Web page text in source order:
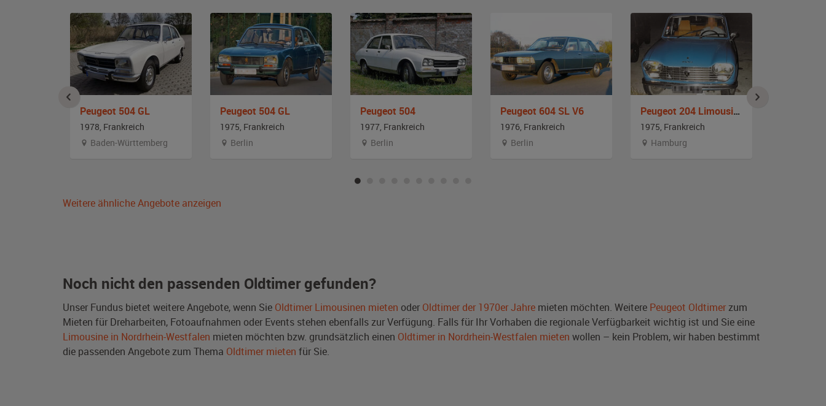
Peugeot 504 GL
1978, Frankreich
Baden-Württemberg
Peugeot 504 GL
1975, Frankreich
Berlin
Peugeot 504
1977, Frankreich
Berlin
Peugeot 604 SL V6
1976, Frankreich
Berlin
Peugeot 204 Limousine
1975, Frankreich
Hamburg
Weitere ähnliche Angebote anzeigen
Noch nicht den passenden Oldtimer gefunden?
Unser Fundus bietet weitere Angebote, wenn Sie Oldtimer Limousinen mieten oder Oldtimer der 1970er Jahre mieten möchten. Weitere Peugeot Oldtimer zum
Mieten für Dreharbeiten, Fotoaufnahmen oder Events stehen ebenfalls zur Verfügung. Falls für Ihr Vorhaben die regionale Verfügbarkeit wichtig ist und Sie eine
Limousine in Nordrhein-Westfalen mieten möchten bzw. grundsätzlich einen Oldtimer in Nordrhein-Westfalen mieten wollen – kein Problem, wir haben bestimmt
die passenden Angebote zum Thema Oldtimer mieten für Sie.